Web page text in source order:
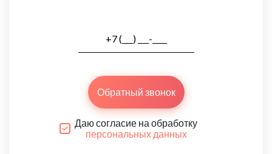
Обратный звонок
Даю согласие на обработку
персональных данных